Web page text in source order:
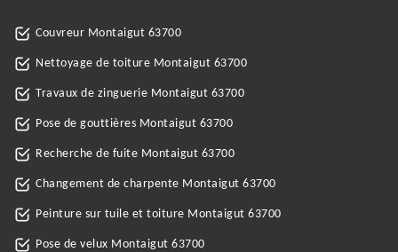
Couvreur Montaigut 63700
Nettoyage de toiture Montaigut 63700
Travaux de zinguerie Montaigut 63700
Pose de gouttières Montaigut 63700
Recherche de fuite Montaigut 63700
Changement de charpente Montaigut 63700
Peinture sur tuile et toiture Montaigut 63700
Pose de velux Montaigut 63700